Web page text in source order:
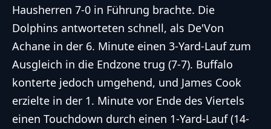
Hausherren 7-0 in Führung brachte. Die
Dolphins antworteten schnell, als De'Von
Achane in der 6. Minute einen 3-Yard-Lauf zum
Ausgleich in die Endzone trug (7-7). Buffalo
konterte jedoch umgehend, und James Cook
erzielte in der 1. Minute vor Ende des Viertels
einen Touchdown durch einen 1-Yard-Lauf (14-